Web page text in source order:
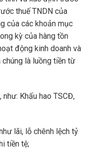
thuế TNDN của
của các khoản mục
kỳ của hàng tồn
động kinh doanh và
là luồng tiền từ
Khấu hao TSCĐ,
lãi, lỗ chênh lệch tỷ
tiền tệ;